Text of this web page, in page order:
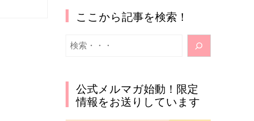
ここから記事を検索！
索
公式メルマガ始動！限定
情報をお送りしています